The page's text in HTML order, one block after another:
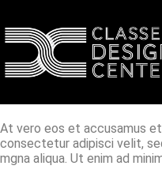
At vero eos et accusamus
consectetur adipisci velit,
mgna aliqua. Ut enim ad